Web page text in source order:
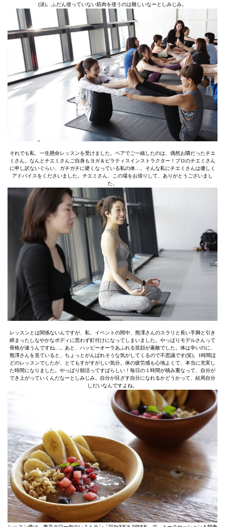
(涙)。ふだん使っていない筋肉を使うのは難しいなーとしみじみ。
それでも私、一生懸命レッスンを受けました。ペアでご一緒したのは、偶然お隣だったチエ
ミさん。なんとチエミさんご自身もヨガ＆ピラティスインストラクター！プロのチエミさん
に申し訳ないぐらい、ガチガチに硬くなっている私の体…。そんな私にチエミさんは優しく
アドバイスをくださいました。チエミさん、この場をお借りして、ありがとうございまし
た。
レッスンとは関係ないんですが、私、イベントの間中、熊澤さんのスラリと長い手脚と引き
締まったしなやかなボディに思わず釘付けになってしまいました。やっぱりモデルさんって
骨格が違うんですね…。あと、ハッピーオーラあふれる笑顔が素敵でした。体は辛いのに、
熊澤さんを見ていると、ちょっとがんばれそうな気がしてくるので不思議です(笑)。1時間ほ
どのレッスンでしたが、とてもすがすがしい気分。体の疲労感も心地よくて、本当に充実し
た時間になりました。やっぱり朝活ってすばらしい！毎日の１時間が積み重なって、自分が
でき上がっていくんだなーとしみじみ。自分が目ざす自分になれるかどうかって、結局自分
しだいなんですよね。